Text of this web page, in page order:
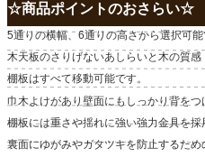
☆商品ポイントのおさらい☆
5通りの横幅、6通りの高さから選択可能
木天板のさりげないあしらいと木の質感
棚板はすべて移動可能です。
巾木よけがあり壁面にもしっかり背をつ
棚板には重さや揺れに強い強力金具を採
裏面にゆがみやガタツキを防止するため